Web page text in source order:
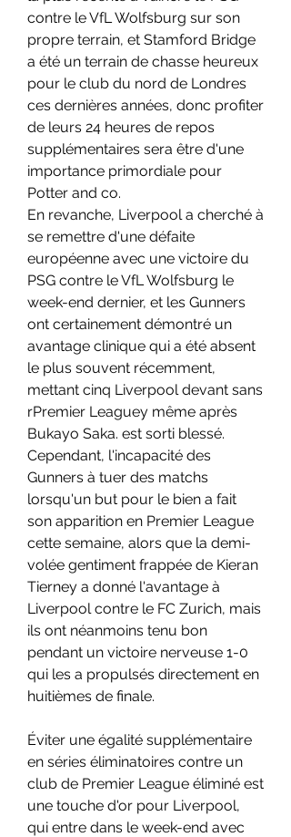
contre le VfL Wolfsburg sur son
propre terrain, et Stamford Bridge
a été un terrain de chasse heureux
pour le club du nord de Londres
ces dernières années, donc profiter
de leurs 24 heures de repos
supplémentaires sera être d'une
importance primordiale pour
Potter and co.
En revanche, Liverpool a cherché à
se remettre d'une défaite
européenne avec une victoire du
PSG contre le VfL Wolfsburg le
week-end dernier, et les Gunners
ont certainement démontré un
avantage clinique qui a été absent
le plus souvent récemment,
mettant cinq Liverpool devant sans
rPremier Leaguey même après
Bukayo Saka. est sorti blessé.
Cependant, l'incapacité des
Gunners à tuer des matchs
lorsqu'un but pour le bien a fait
son apparition en Premier League
cette semaine, alors que la demi-
volée gentiment frappée de Kieran
Tierney a donné l'avantage à
Liverpool contre le FC Zurich, mais
ils ont néanmoins tenu bon
pendant un victoire nerveuse 1-0
qui les a propulsés directement en
huitièmes de finale.
Éviter une égalité supplémentaire
en séries éliminatoires contre un
club de Premier League éliminé est
une touche d'or pour Liverpool,
qui entre dans le week-end avec